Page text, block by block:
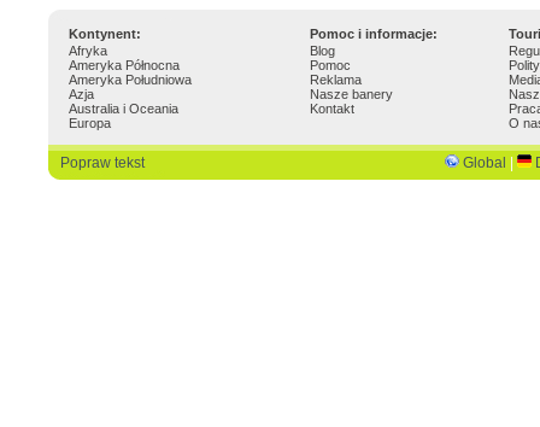
Kontynent: Pomoc i informacje:
Afryka
Ameryka Północna
Ameryka Południowa
Azja
Australia i Oceania
Europa
Blog
Pomoc
Reklama
Nasze banery
Kontakt
O
Popraw tekst Global